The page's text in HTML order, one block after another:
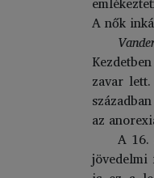
A nők
zavar
az
A 16.
jövedelmi